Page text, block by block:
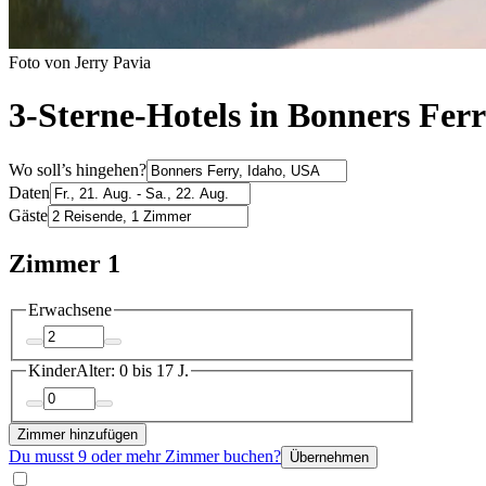
Foto von Jerry Pavia
3-Sterne-Hotels in Bonners
Wo soll’s hingehen?
Daten
Gäste
Zimmer 1
Erwachsene
KinderAlter: 0 bis 17 J.
Zimmer hinzufügen
Du musst 9 oder mehr Zimmer buchen? Übernehmen